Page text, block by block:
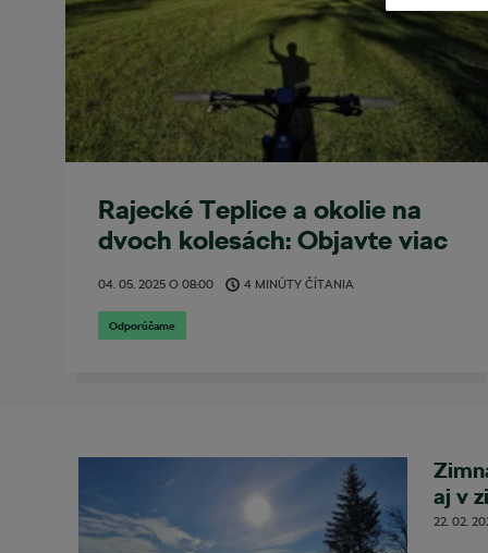
Rajecké Teplice a okolie na
dvoch kolesách: Objavte viac
než len populárny maratón
04. 05. 2025 O 08:00 4 MINÚTY ČÍTANIA
Odporúčame
aj v
22. 02.